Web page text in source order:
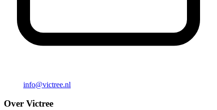
info@victree.nl
Over Victree